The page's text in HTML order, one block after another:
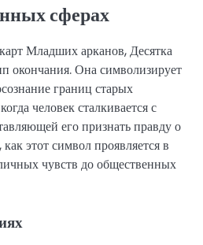
сферах
Младших арканов, Десятка
окончания. Она символизирует
границ старых
человек сталкивается с
его признать правду о
этот символ проявляется в
чувств до общественных